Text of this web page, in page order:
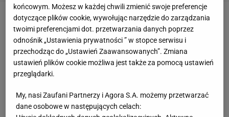
Zobacz wideo Żelazny: Reprezentacja jest na fali
wznoszącej! Piłkarze są w formie Wybierz serwis
I ostatecznie drużyna dokonała wielkiego wyczynu.
ekipa, pochodząca z wioski rybackiej, liczącej ledwie
1500 mieszkańców, zdobyła aż 75 punktów na 90
końcowym. Możesz w każdej chwili zmienić swoje preferencje
dotyczące plików cookie, wywołując narzędzie do zarządzania
twoimi preferencjami dot. przetwarzania danych poprzez
odnośnik „Ustawienia prywatności ” w stopce serwisu i
przechodząc do „Ustawień Zaawansowanych”. Zmiana
ustawień plików cookie możliwa jest także za pomocą ustawień
przeglądarki.
My, nasi Zaufani Partnerzy i Agora S.A. możemy przetwarzać
dane osobowe w następujących celach: